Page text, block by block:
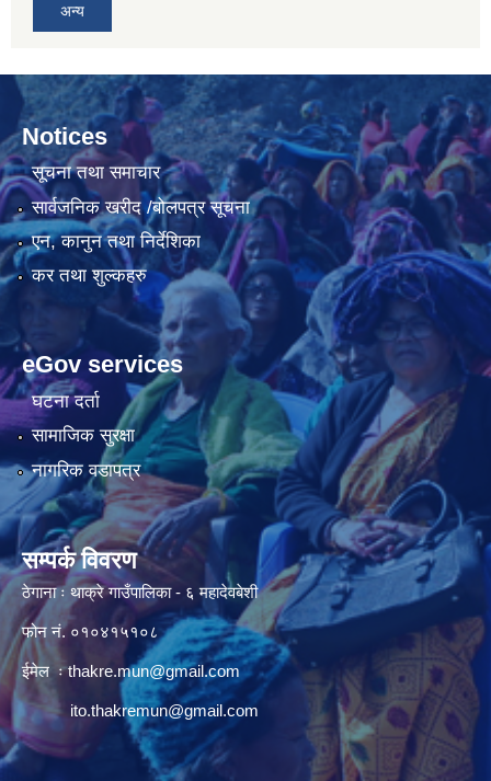
अन्य
Notices
सूचना तथा समाचार
सार्वजनिक खरीद /बोलपत्र सूचना
एन, कानुन तथा निर्देशिका
कर तथा शुल्कहरु
eGov services
घटना दर्ता
सामाजिक सुरक्षा
नागरिक वडापत्र
सम्पर्क विवरण
ठेगाना ः थाक्रे गाउँपालिका - ६ महादेवबेशी
फोन नं. ०१०४१५१०८
ईमेल ःthakre.mun@gmail.com
ito.thakremun@gmail.com